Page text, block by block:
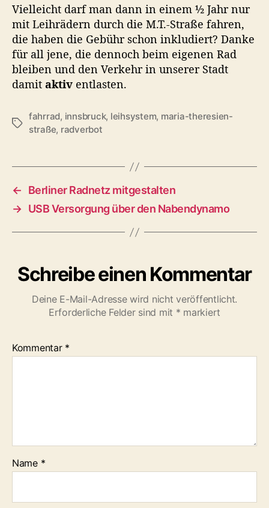
e
r
n
e
u
“
h
p
s
d
t
:
R
L
Vielleicht darf man dann in einem ½ Jahr nur
mit Leihrädern durch die M.T.-Straße fahren,
die haben die Gebühr schon inkludiert? Danke
für all jene, die dennoch beim eigenen Rad
bleiben und den Verkehr in unserer Stadt
damit aktiv entlasten.
S
g
w
r
fahrrad, innsbruck, leihsystem, maria-theresien-
straße, radverbot
←
Berliner Radnetz mitgestalten
→ USB Versorgung über den Nabendynamo
Schreibe einen Kommentar
Deine E-Mail-Adresse wird nicht veröffentlicht.
Erforderliche Felder sind mit * markiert
Kommentar *
Name *